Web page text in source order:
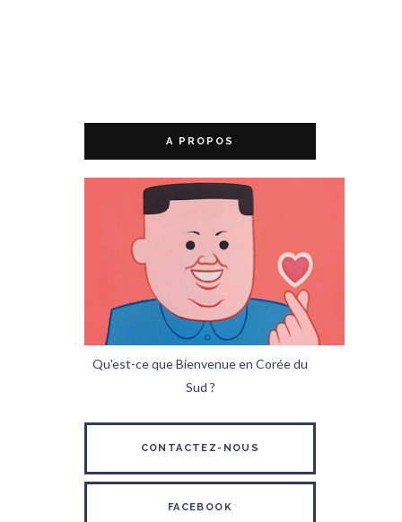
A PROPOS
Qu'est-ce que Bienvenue en Corée du
Sud ?
CONTACTEZ-NOUS
FACEBOOK